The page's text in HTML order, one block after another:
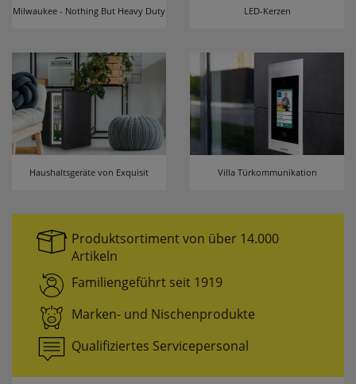
Milwaukee - Nothing But Heavy Duty LED-Kerzen
Haushaltsgeräte von Exquisit Villa Türkommunikation
Produktsortiment von über 14.000
Artikeln
Familiengeführt seit 1919
Marken- und Nischenprodukte
Qualifiziertes Servicepersonal